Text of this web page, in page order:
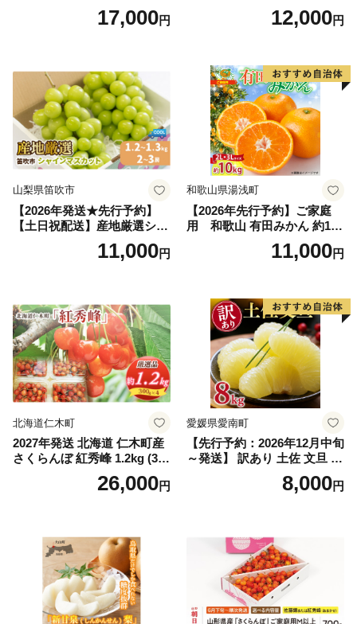
～2.6kg 2玉 セット ファーム
富良野 メロン めろん 果物 く
17,000円
行予約 「浅間水蜜桃プレミ
アム」 もも あかつき 秀品 約
果肉 長野県産 小諸市
12,000円
山梨県笛吹市
【2026年発送★先行予約】
【土日祝配送】産地厳選シャ
インマスカット1.2kg～1.3kg
（2房～3房）※沖縄・離島配
笛吹市 山梨県 フルーツ 果物
ぶどう 葡萄 大粒 シャインマ
スカット おすすめ シャイン
マスカット 贈答 ギフト 産地
笛吹市 シャインマスカット
笛吹 葡萄 国産 ぶどう 人気
国産 1.2kg 先行｜
11,000円
和歌山県湯浅町
【2026年先行予約】ご家庭
用 和歌山 有田みかん 約10k
g (2L、3Lサイズ)【湯浅町】
11,000円
北海道仁木町
2027年発送 北海道 仁木町産
さくらんぼ 紅秀峰 1.2kg (300
g×4パック) Lサイズ以上 旬
桜桃 産地直送 サクランボ チ
26,000円
愛媛県愛南町
【先行予約：2026年12月中旬
～発送】 訳あり 土佐 文旦 8k
g (Mサイズ以上サイズミック
ス) 8000円 わけあり ぶんた
産 農家直送 期間限定 特産品
サイズミックス くらもとフ
ァーム 愛南町 愛媛県
8,000円